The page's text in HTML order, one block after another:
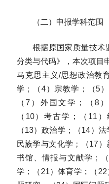
（二）申报学科范围
根据原国家质量技术
分类与代码》，本次项目
马克思主义/思想政治教
学；（4）宗教学；（5
（7）外国文学；（8
（10）考古学；（11
（13）政治学；（14）
民族学与文化学；（17
书馆、情报与文献学；
学；（21）体育学；（